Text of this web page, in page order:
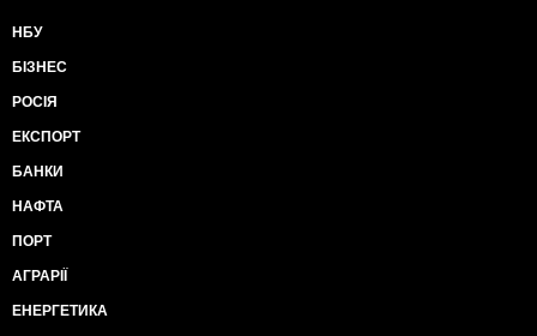
НБУ
БІЗНЕС
РОСІЯ
ЕКСПОРТ
БАНКИ
НАФТА
ПОРТ
АГРАРІЇ
ЕНЕРГЕТИКА